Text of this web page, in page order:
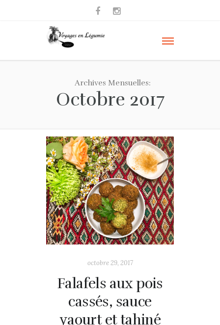
Archives Mensuelles:
Octobre 2017
octobre 29, 2017
Falafels aux pois
cassés, sauce
yaourt et tahiné